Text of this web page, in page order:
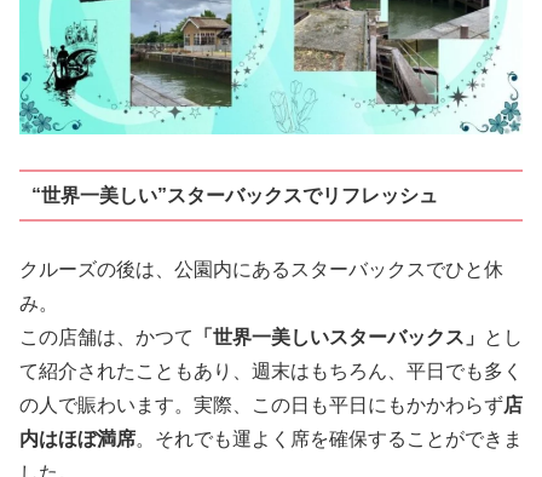
“世界一美しい”スターバックスでリフレッシュ
クルーズの後は、公園内にあるスターバックスでひと休
み。
この店舗は、かつて
「世界一美しいスターバックス」
とし
て紹介されたこともあり、週末はもちろん、平日でも多く
の人で賑わいます。実際、この日も平日にもかかわらず店
内はほぼ満席。それでも運よく席を確保することができま
した。